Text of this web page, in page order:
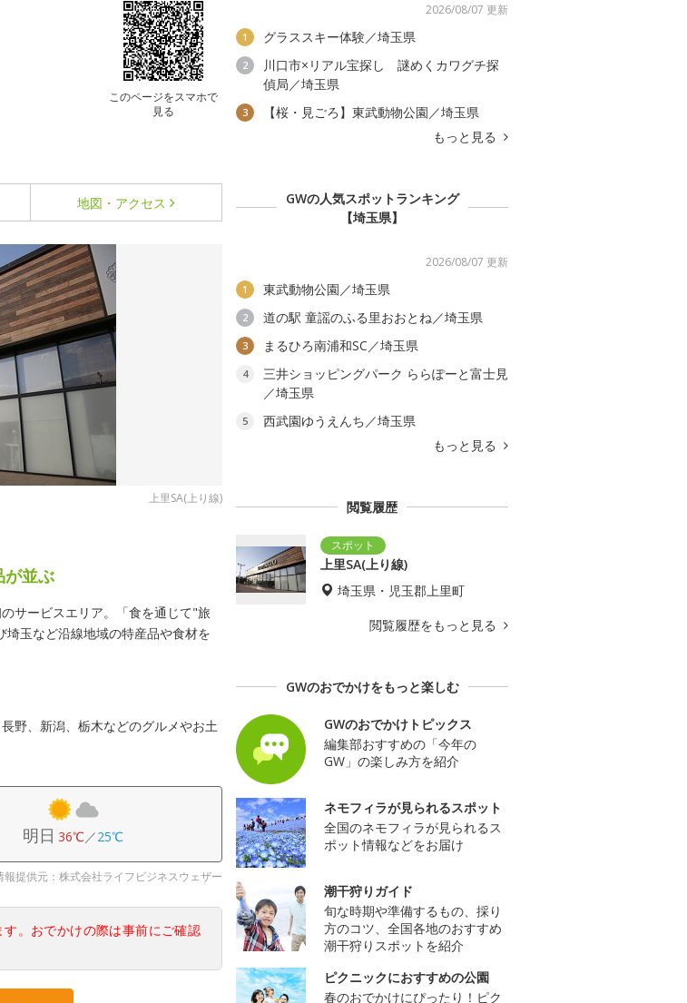
このページをスマホで
見る
地図・アクセス
上里SA(上り線)
が並ぶ
サービスエリア。「食を通じて"旅
玉など沿線地域の特産品や食材を
野、新潟、栃木などのグルメやお土
明日 36℃／25℃
報提供元：株式会社ライフビジネスウェザー
。おでかけの際は事前にご確認
2026/08/07 更新
1 グラススキー体験／埼玉県
2
川口市×リアル宝探し 謎めくカワグチ探
偵局／埼玉県
3
【桜・見ごろ】東武動物公園／埼玉県
もっと見る
GWの人気スポットランキング
【埼玉県】
2026/08/07 更新
1 東武動物公園／埼玉県
2 道の駅 童謡のふる里おおとね／埼玉県
3 まるひろ南浦和SC／埼玉県
4
三井ショッピングパーク ららぽーと富士見
／埼玉県
5
西武園ゆうえんち／埼玉県
もっと見る
閲覧履歴
上里SA(上り線)
埼玉県・児玉郡上里町
閲覧履歴をもっと見る
GWのおでかけをもっと楽しむ
GWのおでかけトピックス
編集部おすすめの「今年の
GW」の楽しみ方を紹介
ネモフィラが見られるスポット
全国のネモフィラが見られるス
ポット情報などをお届け
潮干狩りガイド
旬な時期や準備するもの、採り
方のコツ、全国各地のおすすめ
潮干狩りスポットを紹介
ピクニックにおすすめの公園
春のおでかけにぴったり！ピク